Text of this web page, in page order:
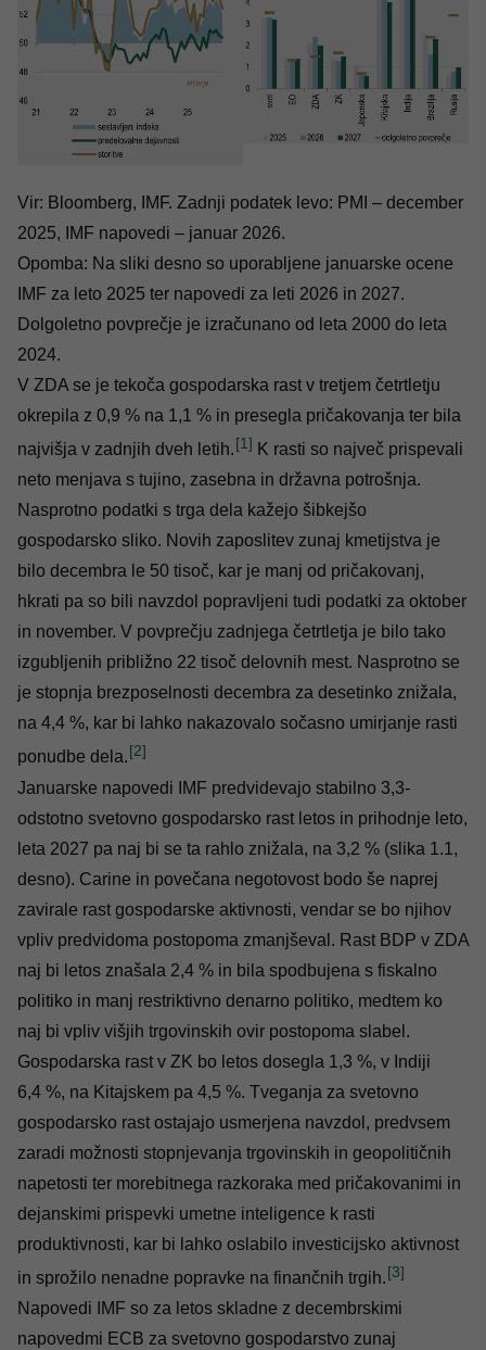
Vir: Bloomberg, IMF. Zadnji podatek levo: PMI – december
2025, IMF napovedi – januar 2026.
Opomba: Na sliki desno so uporabljene januarske ocene
IMF za leto 2025 ter napovedi za leti 2026 in 2027.
Dolgoletno povprečje je izračunano od leta 2000 do leta
2024.
V ZDA se je tekoča gospodarska rast v tretjem četrtletju
okrepila z 0,9 % na 1,1 % in presegla pričakovanja ter bila
najvišja v zadnjih dveh letih. [1] K rasti so največ prispevali
neto menjava s tujino, zasebna in državna potrošnja.
Nasprotno podatki s trga dela kažejo šibkejšo
gospodarsko sliko. Novih zaposlitev zunaj kmetijstva je
bilo decembra le 50 tisoč, kar je manj od pričakovanj,
hkrati pa so bili navzdol popravljeni tudi podatki za oktober
in november. V povprečju zadnjega četrtletja je bilo tako
izgubljenih približno 22 tisoč delovnih mest. Nasprotno se
je stopnja brezposelnosti decembra za desetinko znižala,
na 4,4 %, kar bi lahko nakazovalo sočasno umirjanje rasti
ponudbe dela. [2]
Januarske napovedi IMF predvidevajo stabilno 3,3-
odstotno svetovno gospodarsko rast letos in prihodnje leto,
leta 2027 pa naj bi se ta rahlo znižala, na 3,2 % (slika 1.1,
desno). Carine in povečana negotovost bodo še naprej
zavirale rast gospodarske aktivnosti, vendar se bo njihov
vpliv predvidoma postopoma zmanjševal. Rast BDP v ZDA
naj bi letos znašala 2,4 % in bila spodbujena s fiskalno
politiko in manj restriktivno denarno politiko, medtem ko
naj bi vpliv višjih trgovinskih ovir postopoma slabel.
Gospodarska rast v ZK bo letos dosegla 1,3 %, v Indiji
6,4 %, na Kitajskem pa 4,5 %. Tveganja za svetovno
gospodarsko rast ostajajo usmerjena navzdol, predvsem
zaradi možnosti stopnjevanja trgovinskih in geopolitičnih
napetosti ter morebitnega razkoraka med pričakovanimi in
dejanskimi prispevki umetne inteligence k rasti
produktivnosti, kar bi lahko oslabilo investicijsko aktivnost
in sprožilo nenadne popravke na finančnih trgih. [3]
Napovedi IMF so za letos skladne z decembrskimi
napovedmi ECB za svetovno gospodarstvo zunaj